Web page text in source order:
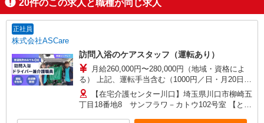
20件のこの求人と職種が同じ求人
正社員
株式会社ASCare
訪問入浴のケアスタッフ（運転あり）
月給260,000円〜280,000円（地域・資格によ
る） 上記、運転手当含む（1000円／日・月20日換
算） ★介護福祉士の方は月給20,000円加算（資格
手当） 別途交通費支給（30,000円上限／月） 別途
残業手当（月平均残業時間15時間）残業代全額支
【在宅介護センター川口】埼玉県川口市柳崎五
丁目18番地8 サンフラワ－カトウ102号室 【とこ